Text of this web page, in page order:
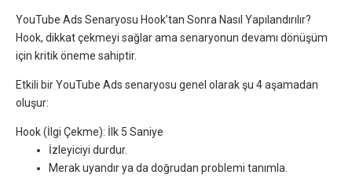
YouTube Ads Senaryosu Hook’tan Sonra Nasıl Yapılandırılır?
Hook, dikkat çekmeyi sağlar ama senaryonun devamı dönüşüm
için kritik öneme sahiptir.
Etkili bir YouTube Ads senaryosu genel olarak şu 4 aşamadan
oluşur:
Hook (İlgi Çekme): İlk 5 Saniye
İzleyiciyi durdur.
Merak uyandır ya da doğrudan problemi tanımla.